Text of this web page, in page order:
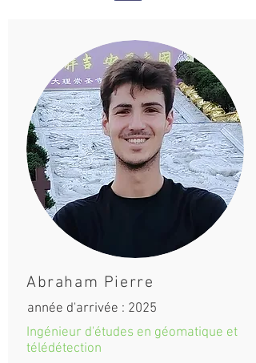
Abraham Pierre
année d'arrivée : 2025
Ingénieur d'études en géomatique et
télédétection